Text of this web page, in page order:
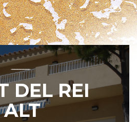
––––––––––––
DEL REI
ALT